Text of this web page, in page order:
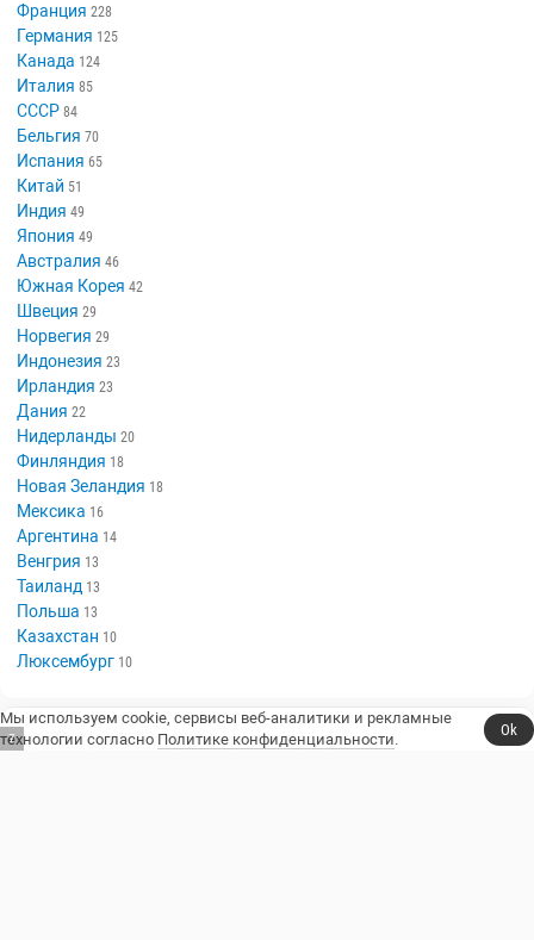
Франция 228
Германия 125
Канада 124
Италия 85
СССР 84
Бельгия 70
Испания 65
Китай 51
Индия 49
Япония 49
Австралия 46
Южная Корея 42
Швеция 29
Норвегия 29
Индонезия 23
Ирландия 23
Дания 22
Нидерланды 20
Финляндия 18
Новая Зеландия 18
Мексика 16
Аргентина 14
Венгрия 13
Таиланд 13
Польша 13
Казахстан 10
Люксембург 10
Сериалы, юмор и стендап.
Мы используем cookie, сервисы веб-аналитики и рекламные
технологии согласно Политике конфиденциальности.
Ok
6